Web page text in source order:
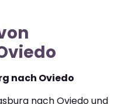
nach Oviedo
nach Oviedo und